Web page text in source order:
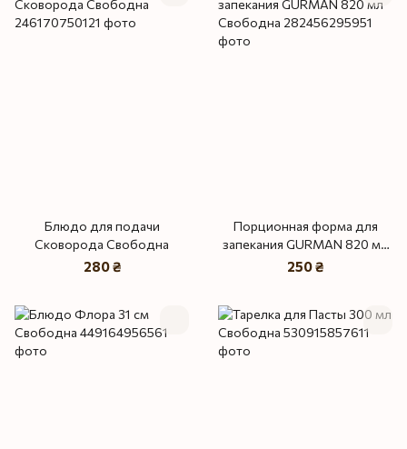
Блюдо для подачи
Сковорода Свободна
280 ₴
Порционная форма для
запекания GURMAN 820 мл
Свободна
250 ₴